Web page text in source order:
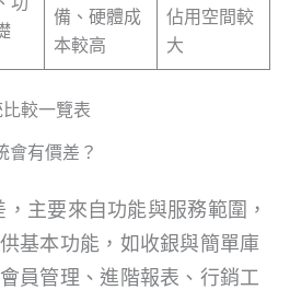
備、硬體成
本較高
佔用空間較
大
較一覽表
會有價差？
主要來自功能與服務範圍，
基本功能，如收銀與簡單庫
員管理、進階報表、行銷工